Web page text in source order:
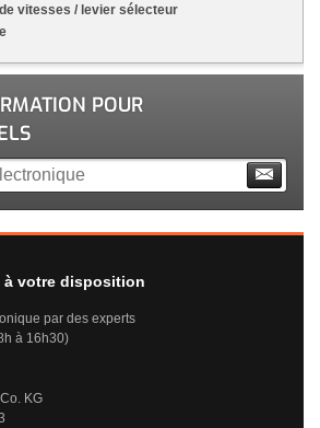
vitesses / levier sélecteur
POUR
à votre disposition
par des experts
à 16h30)
KG